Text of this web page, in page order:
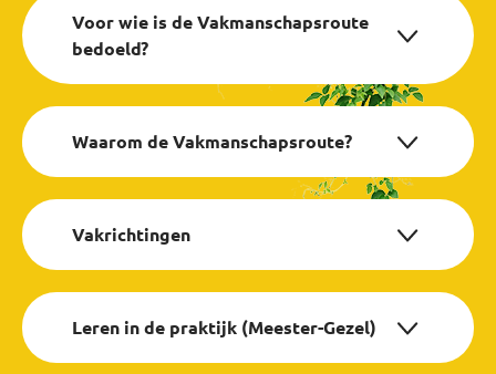
Voor wie is de Vakmanschapsroute
bedoeld?
Waarom de Vakmanschapsroute?
Vakrichtingen
Leren in de praktijk (Meester-Gezel)